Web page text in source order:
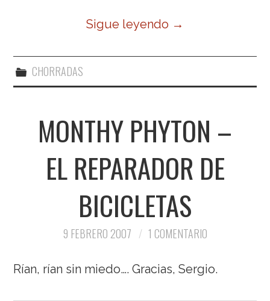
Sigue leyendo →
CHORRADAS
MONTHY PHYTON –
EL REPARADOR DE
BICICLETAS
9 FEBRERO 2007 1 COMENTARIO
Rían, rían sin miedo…. Gracias, Sergio.